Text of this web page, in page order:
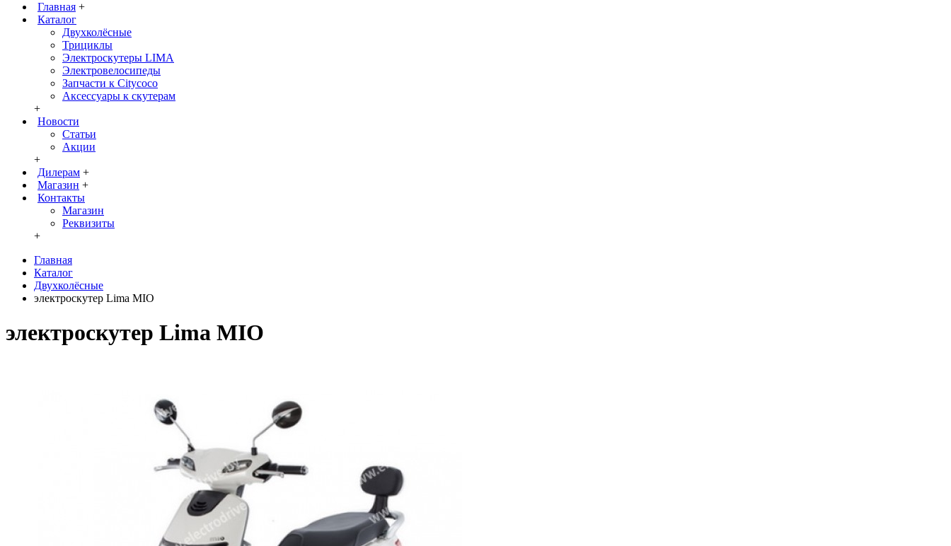
Главная +
Каталог
Двухколёсные
Трициклы
Электроскутеры LIMA
Электровелосипеды
Запчасти к Citycoco
Аксессуары к скутерам
+
Новости
Статьи
Акции
+
Дилерам +
Магазин +
Контакты
Магазин
Реквизиты
+
Главная
Каталог
Двухколёсные
электроскутер Lima MIO
электроскутер Lima MIO